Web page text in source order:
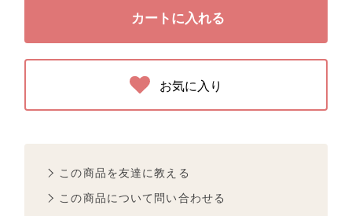
お気に入り
この商品を友達に教える
この商品について問い合わせる